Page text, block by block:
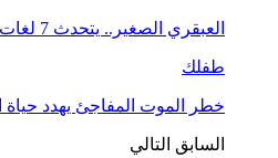
العبقري الصغير.. يتحدث 7 لغات في عمر الرابعة
طفلك
خطر الموت المفاجئ يهدد حياة
السابق التالي